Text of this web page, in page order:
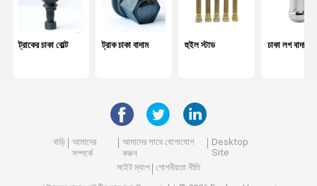
স্ক্রু এবং বাদাম
হুইল স্পেসার
ট্রাকের চাকা বোল্ট ট্রাক চাকা বাদাম হুইল স্টাড চাকা লগ বাদাম
বাড়ি
আমাদের
সম্পর্কে
আমাদের সাথে যোগাযোগ
করুন
Desktop
Site
সাইট ম্যাপ
গোপনীয়তা নীতি